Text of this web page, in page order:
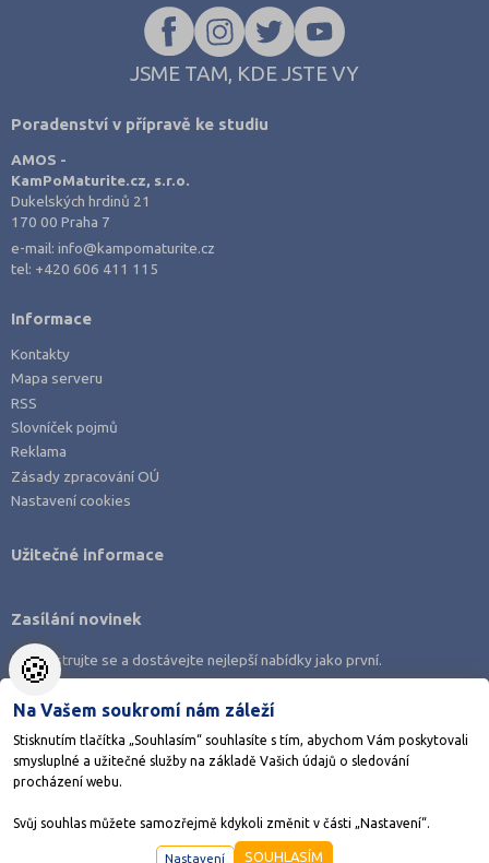
JSME TAM, KDE JSTE VY
Poradenství v přípravě ke studiu
AMOS -
KamPoMaturite.cz, s.r.o.
Dukelských hrdinů 21
170 00 Praha 7
e-mail:info@kampomaturite.cz
tel: +420 606 411 115
Informace
Kontakty
Mapa serveru
RSS
Slovníček pojmů
Reklama
Zásady zpracování OÚ
Nastavení cookies
Stáhněte si aplikaci Adresář škol
Užitečné informace
Zasílání novinek
Zaregistrujte se a dostávejte nejlepší nabídky jako první.
AMOS KamPoMaturite.cz, s.r.o., stránky vytvořilo
🍪
Na Vašem soukromí nám záleží
Stisknutím tlačítka „Souhlasím“ souhlasíte s tím, abychom Vám poskytovali
smysluplné a užitečné služby na základě Vašich údajů o sledování
procházení webu.
Svůj souhlas můžete samozřejmě kdykoli změnit v části „Nastavení“.
Nastavení SOUHLASÍM